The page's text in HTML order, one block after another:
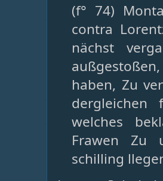
(f° 74)
contra
nächst
haben, Zu
dergleichen
welches
Frawen Zu
schilling